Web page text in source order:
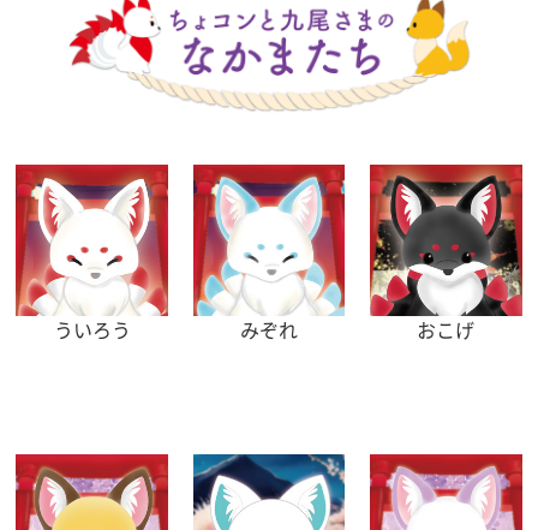
ういろう みぞれ おこげ